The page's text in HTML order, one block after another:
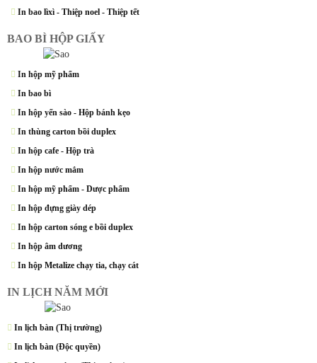
In bao lìxì - Thiệp noel - Thiệp tết
BAO BÌ HỘP GIẤY
In hộp mỹ phẩm
In bao bì
In hộp yến sào - Hộp bánh kẹo
In thùng carton bồi duplex
In hộp cafe - Hộp trà
In hộp nước mắm
In hộp mỹ phẩm - Dược phẩm
In hộp đựng giày dép
In hộp carton sóng e bồi duplex
In hộp âm dương
In hộp Metalize chạy tia, chạy cát
IN LỊCH NĂM MỚI
In lịch bàn (Thị trường)
In lịch bàn (Độc quyền)